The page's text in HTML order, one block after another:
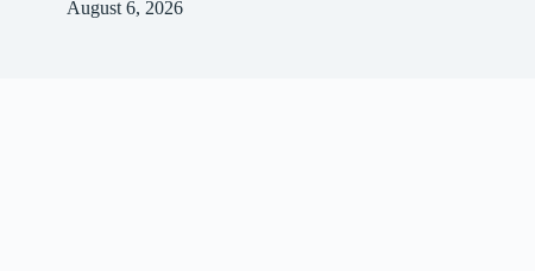
August 6, 2026